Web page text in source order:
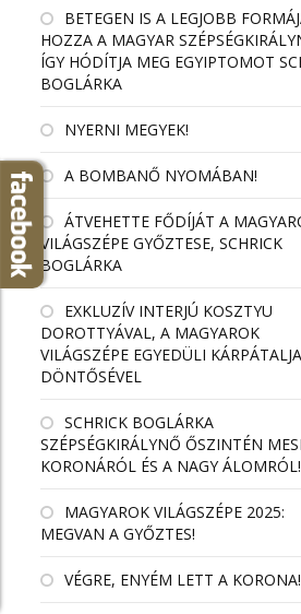
BETEGEN IS A LEGJOBB
HOZZA A MAGYAR
ÍGY HÓDÍTJA MEG EGYIPTOMOT
BOGLÁRKA
NYERNI MEGYEK!
A BOMBANŐ NYOMÁBAN!
ÁTVEHETTE FŐDÍJÁT A
VILÁGSZÉPE GYŐZTESE, SCHRICK
BOGLÁRKA
EXKLUZÍV INTERJÚ KOSZTYU
DOROTTYÁVAL, A MAGYAROK
VILÁGSZÉPE EGYEDÜLI
DÖNTŐSÉVEL
SCHRICK BOGLÁRKA
SZÉPSÉGKIRÁLYNŐ ŐSZINTÉN
KORONÁRÓL ÉS A NAGY ÁLOMRÓL!
MAGYAROK VILÁGSZÉPE 2025:
MEGVAN A GYŐZTES!
VÉGRE, ENYÉM LETT A KORONA!